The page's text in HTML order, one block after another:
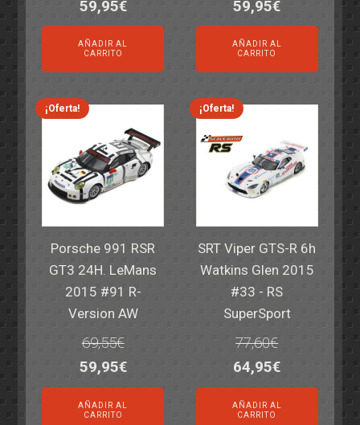
El
precio
original
era:
82,40€.
59,95€El
precio
es:
59,95€.
AÑADIR AL
CARRITO
El
precio
original
era:
82,40€.
59,95€El
precio
es:
59,95€.
AÑADIR AL
CARRITO
¡Oferta!
Porsche 991 RSR
GT3 24H. LeMans
2015 #91 R-
Version AW
69,55€
El
precio
original
59,95€El
precio
actual
AÑADIR AL
CARRITO
¡Oferta!
SRT Viper GTS-R 6h
Watkins Glen 2015
#33 - RS
SuperSport
77,60€
El
precio
original
64,95€El
precio
actual
AÑADIR AL
CARRITO